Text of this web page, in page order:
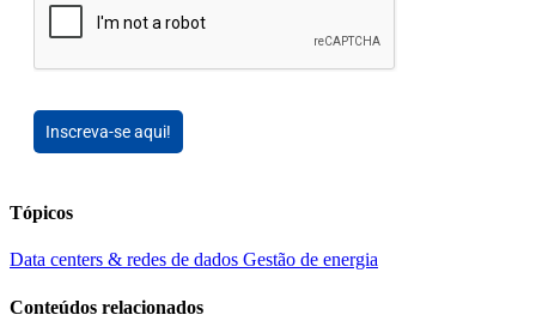
Inscreva-se aqui!
Tópicos
Data centers & redes de dados Gestão de energia
Conteúdos relacionados